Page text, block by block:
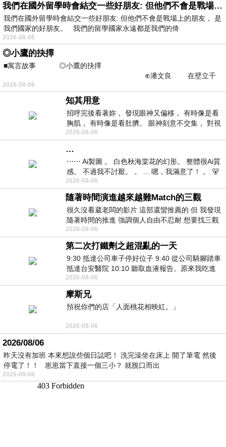
我們在國外留學時會結交一些好朋友: 但他們不會是戰場上的朋友
我們在國外留學時會結交一些好朋友: 但他們不會是戰場上的朋友， 是
我們國家的好朋友。 我們的留學國家永遠都是我們的倚
2026-08-06
◎小鷹的抉擇
■寓言故事 ◎小鷹的抉擇
⊕潘文良 在壁立千
仞的懸崖上，有一座遮天蔽
2026-08-06
知其用意
招呼完後看著妳， 發現眼神又偏移， 有時像是看
胸肌， 有時像是看肚臍。 眼神刻意不交集， 對視
視線不對齊， 讓我很難不
2026-08-06
…
⋯⋯ Ai製圖 。 白色秋海棠花的幻形。 整體很Ai質
感。 不過我不討厭。 。 ... 嗯，我滿意了！ 。 🐻
昨中
2026-08-06
隨著時間演進越來越難Match的三觀
很久沒看葳老闆的影片 這部還蠻推薦的 但 我發現
隨著時間的推進 強調個人自由不忍耐 想要找三觀
接近的不要說對象 連朋友都超
2026-08-06
第二次打鐵劑之超混亂的一天
9:30 抵達公司車子停好位子 9:40 從公司騎腳踏車
抵達台安醫院 10:10 聽取血液報告。原來我吃進
去的 B12 彌可保並非沒有吸收而是超
2026-08-06
摩斯兄
預祝你們的店「人面桃花相映紅。」
2026-08-06
2026/08/06
昨天沒有加班 本來想說些個日誌吧！ 洗完澡坐在床上 開了筆電 然後
停電了！！ 崽崽當下直接一個三小？ 就脫口而出
2026-08-06